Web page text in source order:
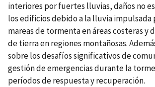
interiores por fuertes lluvias, daños no
los edificios debido a la lluvia impulsada
mareas de tormenta en áreas costeras y
de tierra en regiones montañosas.
sobre los desafíos significativos de
gestión de emergencias durante la
períodos de respuesta y recuperación.